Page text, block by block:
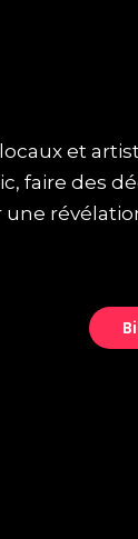
et
faire des